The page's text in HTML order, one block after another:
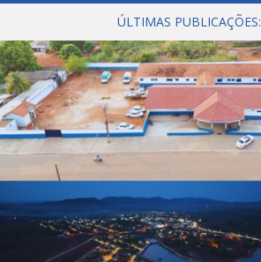
ÚLTIMAS PUBLICAÇÕES: